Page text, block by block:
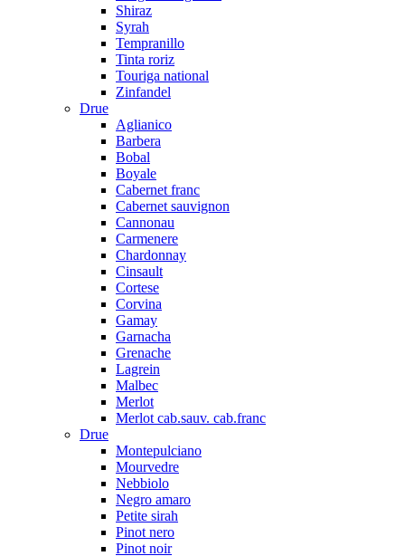
Shiraz
Syrah
Tempranillo
Tinta roriz
Touriga national
Zinfandel
Drue
Aglianico
Barbera
Bobal
Boyale
Cabernet franc
Cabernet sauvignon
Cannonau
Carmenere
Chardonnay
Cinsault
Cortese
Corvina
Gamay
Garnacha
Grenache
Lagrein
Malbec
Merlot
Merlot cab.sauv. cab.franc
Drue
Montepulciano
Mourvedre
Nebbiolo
Negro amaro
Petite sirah
Pinot nero
Pinot noir